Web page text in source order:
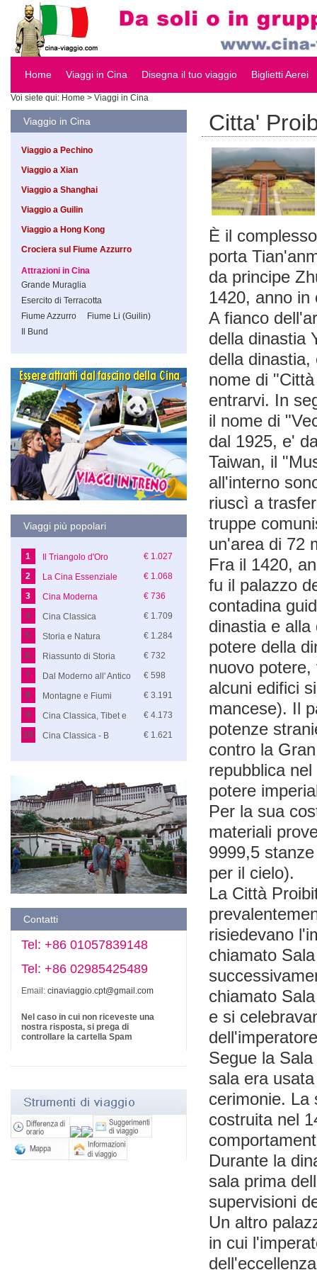
Home Viaggi in Cina Disegna il tuo viaggio Biglietti Aerei
Voi siete qui: Home > Viaggi in Cina
Viaggio in Cina
Viaggio a Pechino
Viaggio a Xian
Viaggio a Shanghai
Viaggio a Guilin
Viaggio a Hong Kong
Crociera sul Fiume Azzurro
Attrazioni in Cina
Grande Muraglia
Esercito di Terracotta
Fiume Azzurro
Fiume Li (Guilin)
Il Bund
Viaggi più popolari
1 Il Triangolo d'Oro
€ 1.027
2
La Cina Essenziale
€ 1.068
3
Cina Moderna
€ 736
4
Cina Classica
€ 1.709
5
Storia e Natura
€ 1.284
6
Riassunto di Storia
€ 732
7
Dal Moderno all' Antico
€ 598
8
Montagne e Fiumi
€ 3.191
9
Cina Classica, Tibet e
Fiume Azzurro
€ 4.173
10
Cina Classica - B € 1.621
Contatti
Tel: +86 01057839148
Tel: +86 02985425489
Email: cinaviaggio.cpt@gmail.com
Nel caso in cui non riceveste una
nostra risposta, si prega di
controllare la cartella Spam
Citta'
È il
porta
da principe
1420, anno in
A fianco
della dinastia
della
nome di
entrarvi. In
il nome di
dal 1925, e'
Taiwan, il
all'interno
riuscì a
truppe
un'area di 72
Fra il 1420,
fu il palazzo
contadina
dinastia e
potere della
nuovo
alcuni edifici
mancese). Il
potenze
contro la
repubblica
potere
Per la sua
materiali
9999,5
per il cielo).
La Città
risiedevano
chiamato
chiamato
e si
Segue la
sala era
cerimonie. La
costruita nel
Durante la
sala prima
supervisioni
Un altro
in cui